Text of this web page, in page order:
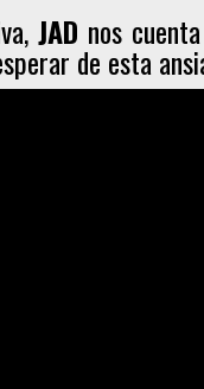
JAD nos
de esta